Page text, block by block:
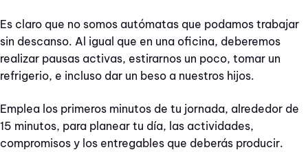
Es claro que no somos autómatas que podamos trabajar
sin descanso. Al igual que en una oficina, deberemos
realizar pausas activas, estirarnos un poco, tomar un
refrigerio, e incluso dar un beso a nuestros hijos.
Emplea los primeros minutos de tu jornada, alrededor de
15 minutos, para planear tu día, las actividades,
compromisos y los entregables que deberás producir.